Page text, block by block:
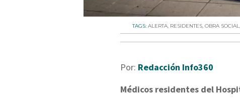
TAGS:ALERTA, RESIDENTES,OBRA SOCIAL,
Por: Redacción Info360
Médicos residentes del